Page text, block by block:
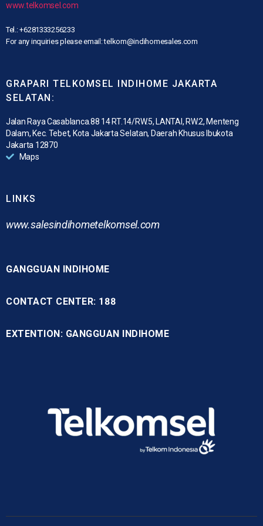
www.telkomsel.com
Tel.: +6281333256233
For any inquiries please email: telkom@indihomesales.com
GRAPARI TELKOMSEL INDIHOME JAKARTA
SELATAN:
Jalan Raya Casablanca.88 14 RT.14/RW.5, LANTAI, RW.2, Menteng
Dalam, Kec. Tebet, Kota Jakarta Selatan, Daerah Khusus Ibukota
Jakarta 12870
Maps
LINKS
www.salesindihometelkomsel.com
GANGGUAN INDIHOME
CONTACT CENTER: 188
EXTENTION: GANGGUAN INDIHOME